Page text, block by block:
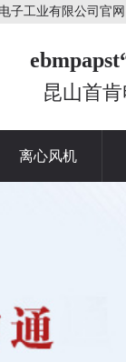
子工业有限公司官网
昆山首
离心风机